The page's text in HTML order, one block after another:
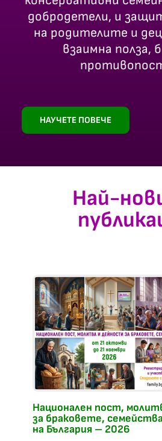
добродетели, и
на родителите и
взаимна полза,
НАУЧЕТЕ ПОВЕЧЕ
Най-
Национален пост,
за браковете,
на България – 2026